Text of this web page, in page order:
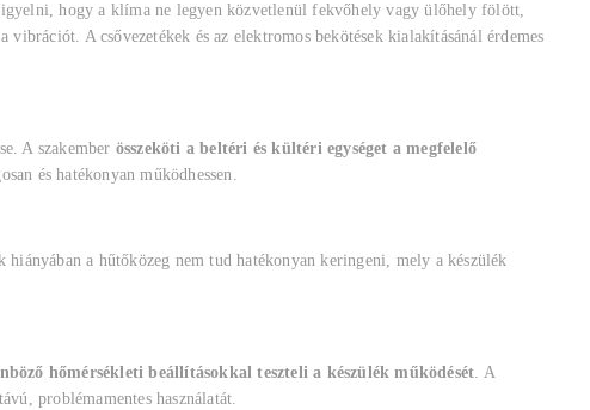
hogy a klíma ne legyen közvetlenül fekvőhely vagy ülőhely fölött,
A csővezetékek és az elektromos bekötések kialakításánál érdemes
A szakember összeköti a beltéri és kültéri egységet a megfelelő
és hatékonyan működhessen.
hiányában a hűtőközeg nem tud hatékonyan keringeni, mely a készülék
hőmérsékleti beállításokkal teszteli a készülék működését. A
problémamentes használatát.